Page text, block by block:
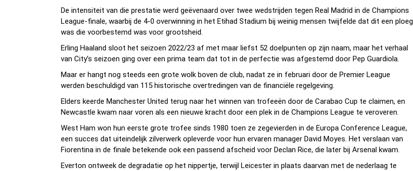
De intensiteit van die prestatie werd geëvenaard over twee wedstrijden tegen Real Madrid in de Champions
League-finale, waarbij de 4-0 overwinning in het Etihad Stadium bij weinig mensen twijfelde dat dit een ploeg
was die voorbestemd was voor grootsheid.
Erling Haaland sloot het seizoen 2022/23 af met maar liefst 52 doelpunten op zijn naam, maar het verhaal
van City’s seizoen ging over een prima team dat tot in de perfectie was afgestemd door Pep Guardiola.
Maar er hangt nog steeds een grote wolk boven de club, nadat ze in februari door de Premier League
werden beschuldigd van 115 historische overtredingen van de financiële regelgeving.
Elders keerde Manchester United terug naar het winnen van trofeeën door de Carabao Cup te claimen, en
Newcastle kwam naar voren als een nieuwe kracht door een plek in de Champions League te veroveren.
West Ham won hun eerste grote trofee sinds 1980 toen ze zegevierden in de Europa Conference League,
een succes dat uiteindelijk zilverwerk opleverde voor hun ervaren manager David Moyes. Het verslaan van
Fiorentina in de finale betekende ook een passend afscheid voor Declan Rice, die later bij Arsenal kwam.
Everton ontweek de degradatie op het nippertje, terwijl Leicester in plaats daarvan met de nederlaag te